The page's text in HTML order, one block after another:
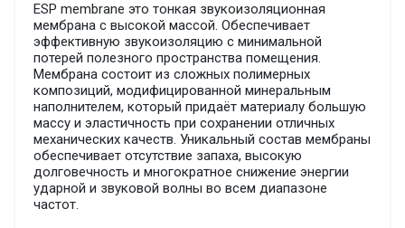
ESP membrane это тонкая звукоизоляционная
мембрана с высокой массой. Обеспечивает
эффективную звукоизоляцию с минимальной
потерей полезного пространства помещения.
Мембрана состоит из сложных полимерных
композиций, модифицированной минеральным
наполнителем, который придаёт материалу большую
массу и эластичность при сохранении отличных
механических качеств. Уникальный состав мембраны
обеспечивает отсутствие запаха, высокую
долговечность и многократное снижение энергии
ударной и звуковой волны во всем диапазоне
частот.